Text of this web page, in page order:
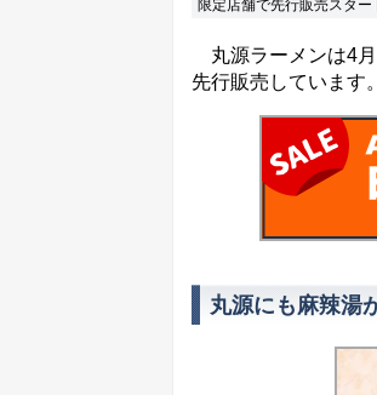
限定店舗で先行販売スター
丸源ラーメンは4月
先行販売しています。
丸源にも麻辣湯